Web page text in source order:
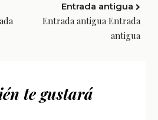
Entrada antigua
Entrada antigua Entrada
antigua
te gustará